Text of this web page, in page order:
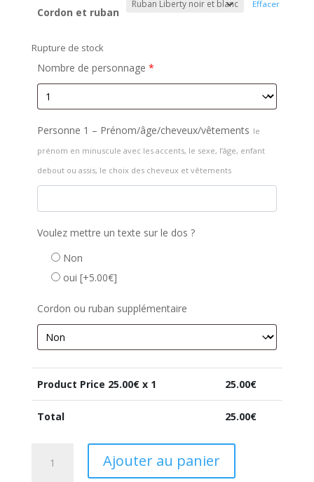
Cordon et ruban
Effacer
Rupture de stock
Nombre de personnage *
Personne 1 – Prénom/âge/cheveux/vêtements le
prénom en minuscule avec les accents, le sexe, l’âge, enfant
debout ou assis, le choix des cheveux et vêtements
Voulez mettre un texte sur le dos ?
Non
oui [+5.00€]
Cordon ou ruban supplémentaire
Product Price 25.00€ x 1 25.00€
Total 25.00€
Ajouter au panier